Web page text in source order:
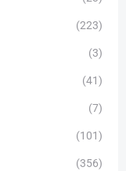
(223)
(3)
(41)
(7)
(101)
(356)